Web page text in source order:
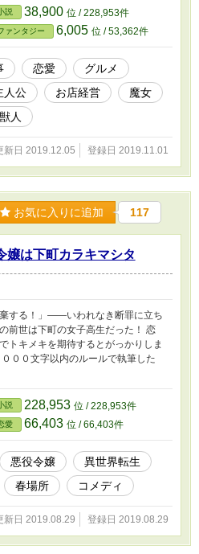
強大な敵に対して反撃の準備を始め
説 38,900 位 / 228,953件
ァンタジー 6,005 位 / 53,362件
恋愛
グルメ
人公 お店経営
魔女
獣人
新日 2019.12.05 登録日 2019.11.01
お気に入りに追加 117
嬢は下町カラキマシタ
棄する！」――いわれなき断罪に立ち
前世は下町の女子高生だった！ 恋
トキメキを期待するとがっかりしま
００文字以内のルールで執筆した
説 228,953 位 / 228,953件
愛 66,403 位 / 66,403件
悪役令嬢
異世界転生
春場所 コメディ
新日 2019.08.29 登録日 2019.08.29